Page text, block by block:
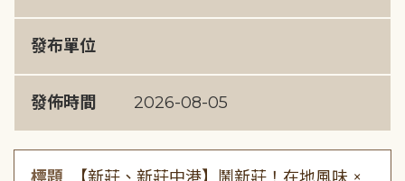
發布單位
發佈時間 2026-08-05